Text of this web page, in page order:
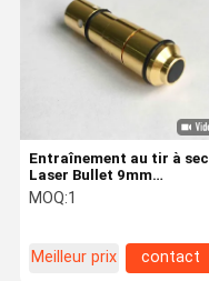
Entraînement au tir à sec
Laser Bullet 9mm
Cartouche laser dorée
pour la pratique de tir au
MOQ:1
Meilleur prix contact